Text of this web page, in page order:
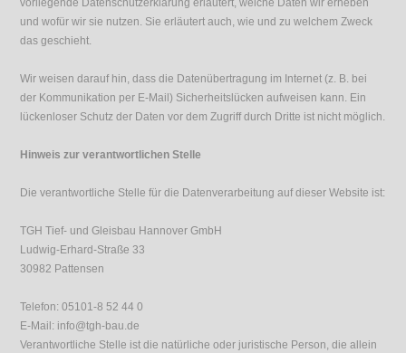
vorliegende Datenschutzerklärung erläutert, welche Daten wir erheben
und wofür wir sie nutzen. Sie erläutert auch, wie und zu welchem Zweck
das geschieht.
Wir weisen darauf hin, dass die Datenübertragung im Internet (z. B. bei
der Kommunikation per E-Mail) Sicherheitslücken aufweisen kann. Ein
lückenloser Schutz der Daten vor dem Zugriff durch Dritte ist nicht möglich.
Hinweis zur verantwortlichen Stelle
Die verantwortliche Stelle für die Datenverarbeitung auf dieser Website ist:
TGH Tief- und Gleisbau Hannover GmbH
Ludwig-Erhard-Straße 33
30982 Pattensen
Telefon: 05101-8 52 44 0
E-Mail: info@tgh-bau.de
Verantwortliche Stelle ist die natürliche oder juristische Person, die allein